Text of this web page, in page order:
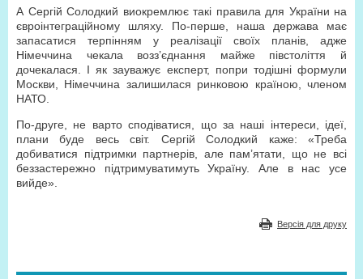
А Сергій Солодкий виокремлює такі правила для України на
євроінтеграційному шляху. По-перше, наша держава має
запасатися терпінням у реалізації своїх планів, адже
Німеччина чекала возз’єднання майже півстоліття й
дочекалася. І як зауважує експерт, попри тодішні формули
Москви, Німеччина залишилася ринковою країною, членом
НАТО.
По-друге, не варто сподіватися, що за наші інте­реси, ідеї,
плани буде весь світ. Сергій Солодкий каже: «Треба
добиватися підтримки партнерів, але пам’ятати, що не всі
беззастережно підтримуватимуть Україну. Але в нас усе
вийде».
Версія для друку